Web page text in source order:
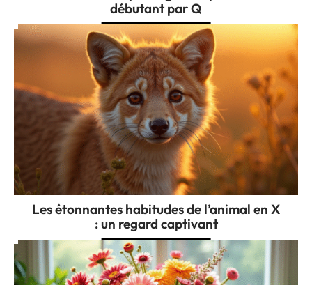
débutant par Q
Les étonnantes habitudes de l’animal en X
: un regard captivant